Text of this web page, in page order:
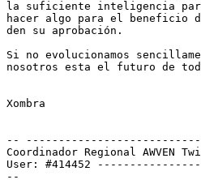
la suficiente inteligencia
hacer algo para el beneficio
den su aprobación.
Si no evolucionamos
nosotros esta el futuro de
Xombra
--
Coordinador Regional AWVEN
User: #414452
--